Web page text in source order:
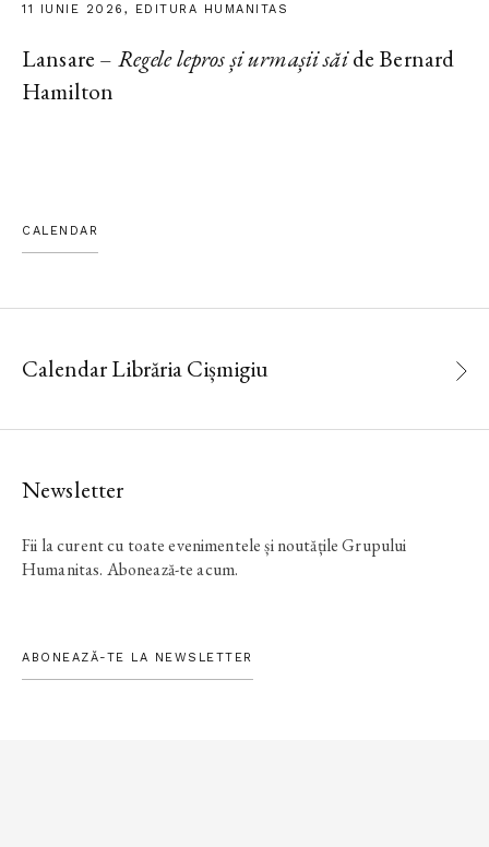
11 IUNIE 2026, EDITURA HUMANITAS
Lansare – Regele lepros și urmașii săide Bernard
Hamilton
CALENDAR
Calendar Librăria Cișmigiu
Newsletter
Fii la curent cu toate evenimentele și noutățile Grupului
Humanitas. Abonează-te acum.
ABONEAZĂ-TE LA NEWSLETTER